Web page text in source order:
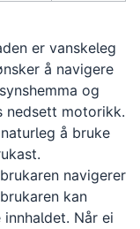
er vanskeleg
å navigere
og
nedsett motorikk.
å bruke
navigerer
kan
Når ei